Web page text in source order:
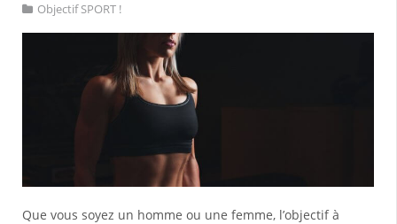
Objectif SPORT !
Que vous soyez un homme ou une femme, l’objectif à